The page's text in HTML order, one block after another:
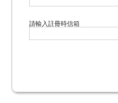
請輸入註冊時信箱